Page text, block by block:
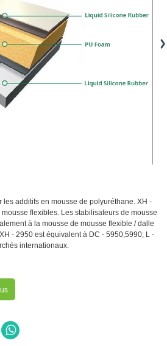
additifs en mousse de polyuréthane. XH -
flexibles. Les stabilisateurs de mousse
à la mousse de mousse flexible / dalle
- 2950 est équivalent à DC - 5950,5990; L -
internationaux.